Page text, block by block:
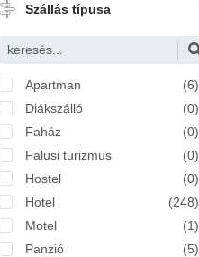
Ajka
Alcsútdoboz
Aldebrő
Algyő
Almamellék
Alsóberecki
Alsóbogát
Alsónémedi
Alsóörs
Szállás típusa
Apartman
(6)
Diákszálló
(0)
Faház
(0)
Falusi turizmus
(0)
Hostel
(0)
Hotel
(248)
Motel
(1)
Panzió
(5)